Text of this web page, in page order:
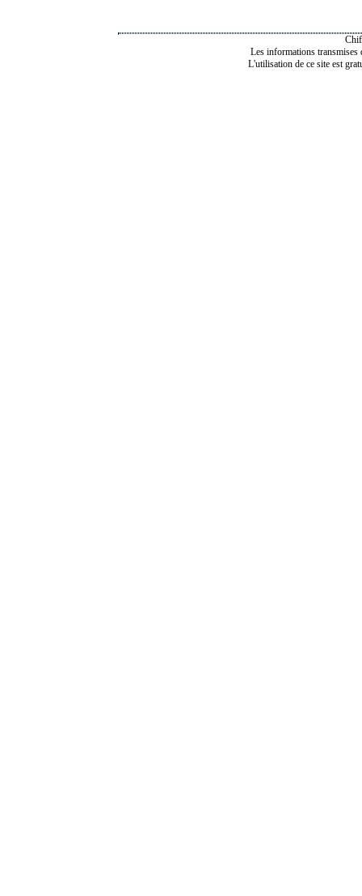
Les informations transmises
L'utilisation de ce site est